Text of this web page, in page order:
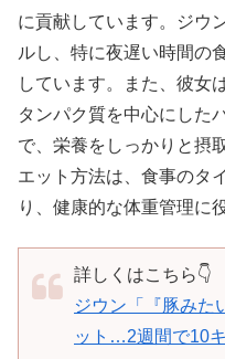
に貢献しています。ジウ
ルし、特に夜遅い時間の
しています。また、彼女
タンパク質を中心にした
で、栄養をしっかりと摂
エット方法は、食事のタ
り、健康的な体重管理に
詳しくはこちら👇
ジウン「『豚みた
ット…2週間で10キ